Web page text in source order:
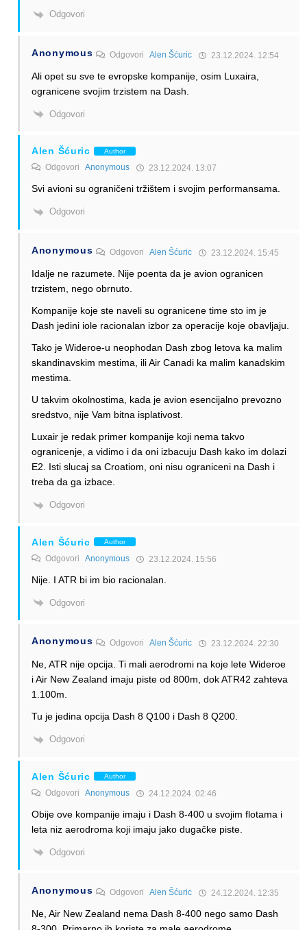
Odgovori
Anonymous OdgovoriAlen Šćuric 23.12.2024. 12:54
Ali opet su sve te evropske kompanije, osim Luxaira,
ogranicene svojim trzistem na Dash.
Odgovori
Alen Šćuric Author
Odgovori Anonymous 23.12.2024. 13:07
Svi avioni su ograničeni tržištem i svojim performansama.
Odgovori
Anonymous OdgovoriAlen Šćuric 23.12.2024. 15:45
Idalje ne razumete. Nije poenta da je avion ogranicen
trzistem, nego obrnuto.
Kompanije koje ste naveli su ogranicene time sto im je
Dash jedini iole racionalan izbor za operacije koje obavljaju.
Tako je Wideroe-u neophodan Dash zbog letova ka malim
skandinavskim mestima, ili Air Canadi ka malim kanadskim
mestima.
U takvim okolnostima, kada je avion esencijalno prevozno
sredstvo, nije Vam bitna isplativost.
Luxair je redak primer kompanije koji nema takvo
ogranicenje, a vidimo i da oni izbacuju Dash kako im dolazi
E2. Isti slucaj sa Croatiom, oni nisu ograniceni na Dash i
treba da ga izbace.
Odgovori
Alen Šćuric Author
Odgovori Anonymous 23.12.2024. 15:56
Nije. I ATR bi im bio racionalan.
Odgovori
Anonymous OdgovoriAlen Šćuric 23.12.2024. 22:30
Ne, ATR nije opcija. Ti mali aerodromi na koje lete Wideroe
i Air New Zealand imaju piste od 800m, dok ATR42 zahteva
1.100m.
Tu je jedina opcija Dash 8 Q100 i Dash 8 Q200.
Odgovori
Alen Šćuric Author
Odgovori Anonymous 24.12.2024. 02:46
Obije ove kompanije imaju i Dash 8-400 u svojim flotama i
leta niz aerodroma koji imaju jako dugačke piste.
Odgovori
Anonymous OdgovoriAlen Šćuric 24.12.2024. 12:35
Ne, Air New Zealand nema Dash 8-400 nego samo Dash